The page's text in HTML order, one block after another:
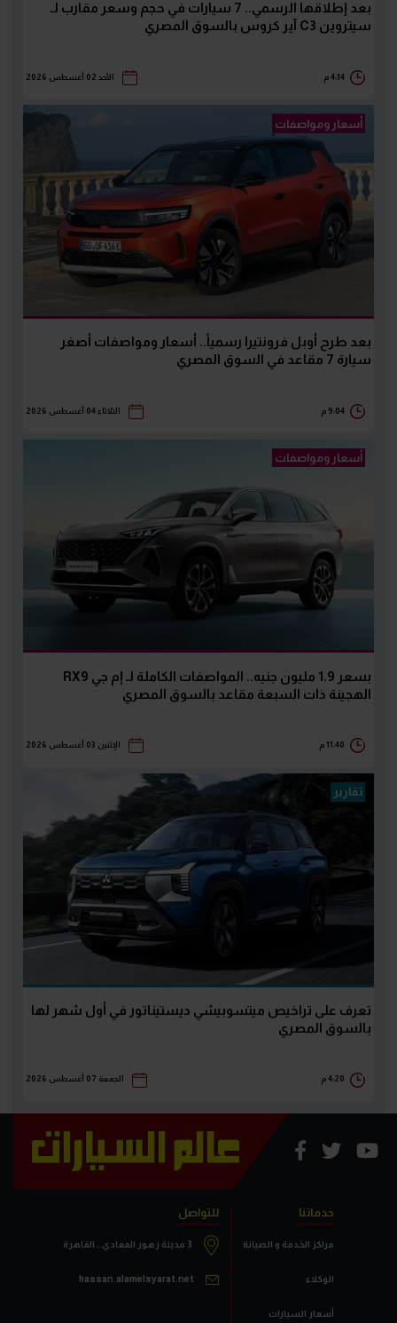
بعد إطلاقها الرسمي.. 7 سيارات في حجم وسعر مقارب لـ
سيتروين C3 آير كروس بالسوق المصري
4:14 م الأحد 02 أغسطس 2026
أسعار ومواصفات
بعد طرح أوبل فرونتيرا رسمياً.. أسعار ومواصفات أصغر
سيارة 7 مقاعد في السوق المصري
9:04 م الثلاثاء 04 أغسطس 2026
أسعار ومواصفات
بسعر 1.9 مليون جنيه.. المواصفات الكاملة لـ إم جي RX9
الهجينة ذات السبعة مقاعد بالسوق المصري
11:40 م الإثنين 03 أغسطس 2026
تقارير
تعرف على تراخيص ميتسوبيشي ديستيناتور في أول شهر لها
بالسوق المصري
4:20 م الجمعة 07 أغسطس 2026
خدماتنا
مراكز الخدمة و الصيانة
الوكلاء
أسعار السيارات
للتواصل
3 مدينة زهور المعادي.. القاهرة
hassan.alamelsyarat.net